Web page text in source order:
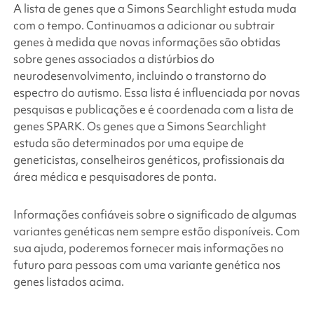
A lista de genes que a Simons Searchlightestuda muda
com o tempo. Continuamos a adicionar ou subtrair
genes à medida que novas informações são obtidas
sobre genes associados a distúrbios do
neurodesenvolvimento, incluindo o transtorno do
espectro do autismo. Essa lista é influenciada por novas
pesquisas e publicações e é coordenada com a lista de
genesSPARK. Os genes que a Simons Searchlight
estuda são determinados por uma equipe de
geneticistas, conselheiros genéticos, profissionais da
área médica e pesquisadores de ponta.
Informações confiáveis sobre o significado de algumas
variantes genéticas nem sempre estão disponíveis. Com
sua ajuda, poderemos fornecer mais informações no
futuro para pessoas com uma variante genética nos
genes listados acima.